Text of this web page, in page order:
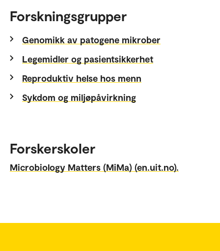
Forskningsgrupper
Genomikk av patogene mikrober
Legemidler og pasientsikkerhet
Reproduktiv helse hos menn
Sykdom og miljøpåvirkning
Forskerskoler
Microbiology Matters (MiMa) (en.uit.no).